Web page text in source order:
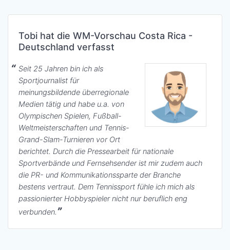
Tobi hat die WM-Vorschau Costa Rica -
Deutschland verfasst
Seit 25 Jahren bin ich als
Sportjournalist für
meinungsbildende überregionale
Medien tätig und habe u.a. von
Olympischen Spielen, Fußball-
Weltmeisterschaften und Tennis-
Grand-Slam-Turnieren vor Ort
berichtet. Durch die Pressearbeit für nationale
Sportverbände und Fernsehsender ist mir zudem auch
die PR- und Kommunikationssparte der Branche
bestens vertraut. Dem Tennissport fühle ich mich als
passionierter Hobbyspieler nicht nur beruflich eng
verbunden.